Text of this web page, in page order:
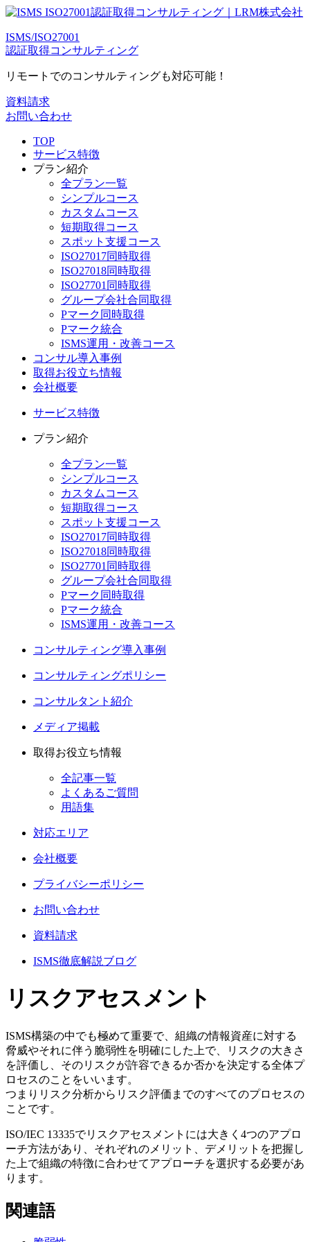
ISMS/ISO27001
認証取得コンサルティング
リモートでのコンサルティングも対応可能！
資料請求
お問い合わせ
TOP
サービス特徴
プラン紹介
全プラン一覧
シンプルコース
カスタムコース
短期取得コース
スポット支援コース
ISO27017同時取得
ISO27018同時取得
ISO27701同時取得
グループ会社合同取得
Pマーク同時取得
Pマーク統合
ISMS運用・改善コース
コンサル導入事例
取得お役立ち情報
会社概要
サービス特徴
プラン紹介
全プラン一覧
シンプルコース
カスタムコース
短期取得コース
スポット支援コース
ISO27017同時取得
ISO27018同時取得
ISO27701同時取得
グループ会社合同取得
Pマーク同時取得
Pマーク統合
ISMS運用・改善コース
コンサルティング導入事例
コンサルティングポリシー
コンサルタント紹介
メディア掲載
取得お役立ち情報
全記事一覧
よくあるご質問
用語集
対応エリア
会社概要
プライバシーポリシー
お問い合わせ
資料請求
ISMS徹底解説ブログ
リスクアセスメント
ISMS構築の中でも極めて重要で、組織の情報資産に対する
脅威やそれに伴う脆弱性を明確にした上で、リスクの大きさ
を評価し、そのリスクが許容できるか否かを決定する全体プ
ロセスのことをいいます。
つまりリスク分析からリスク評価までのすべてのプロセスの
ことです。
ISO/IEC 13335でリスクアセスメントには大きく4つのアプロ
ーチ方法があり、それぞれのメリット、デメリットを把握し
た上で組織の特徴に合わせてアプローチを選択する必要があ
ります。
関連語